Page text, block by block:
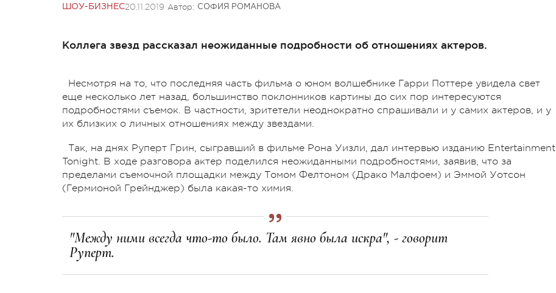
ШОУ-БИЗНЕС20.11.2019 Автор: СОФИЯ РОМАНОВА
Коллега звезд рассказал неожиданные подробности об отношениях актеров.
Несмотря на то, что последняя часть фильма о юном волшебнике Гарри Поттере увидела свет
еще несколько лет назад, большинство поклонников картины до сих пор интересуются
подробностями съемок. В частности, зритетели неоднократно спрашивали и у самих актеров, и у
их близких о личных отношениях между звездами.
Так, на днях Руперт Грин, сыгравший в фильме Рона Уизли, дал интервью изданию Entertainment
Tonight. В ходе разговора актер поделился неожиданными подробностями, заявив, что за
пределами съемочной площадки между Томом Фелтоном (Драко Малфоем) и Эммой Уотсон
(Гермионой Грейнджер) была какая-то химия.
"Между ними всегда что-то было. Там явно была искра", - говорит
Руперт.